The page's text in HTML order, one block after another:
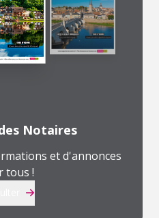
Notaires
et d'annonces
tous !